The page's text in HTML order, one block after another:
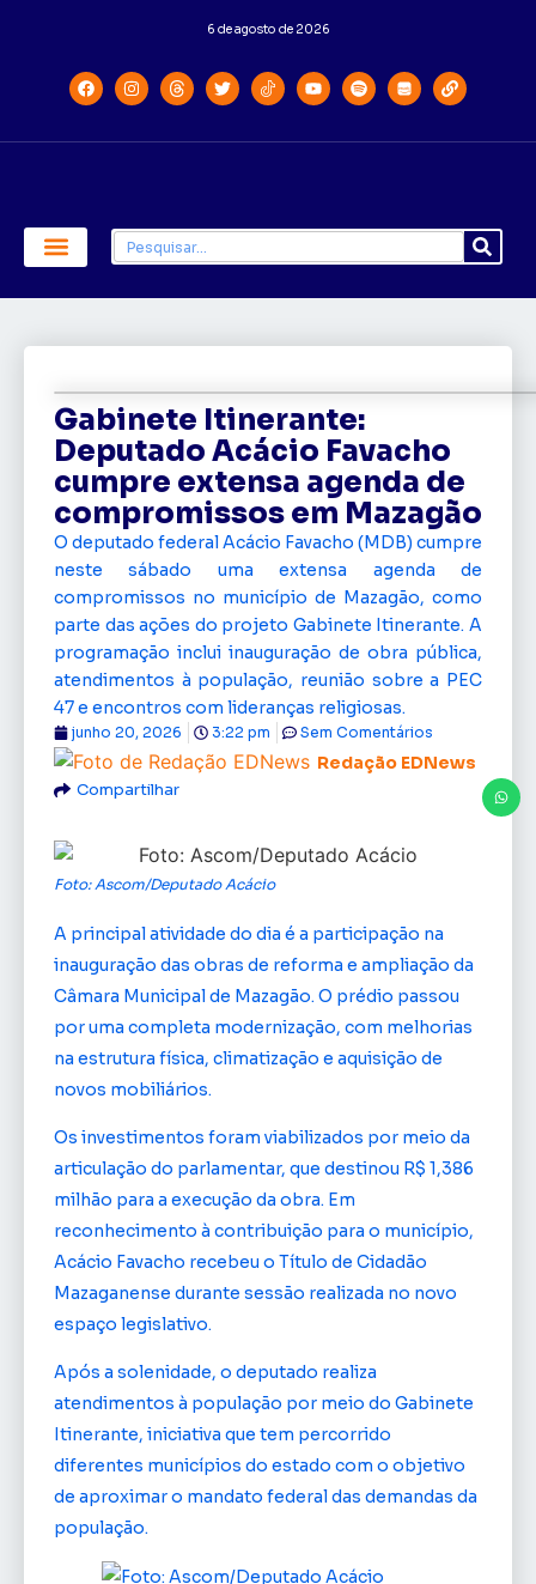
6 de agosto de 2026
Gabinete Itinerante:
Deputado Acácio Favacho
cumpre extensa agenda de
compromissos em Mazagão
O deputado federal Acácio Favacho (MDB) cumpre
neste sábado uma extensa agenda de
compromissos no município de Mazagão, como
parte das ações do projeto Gabinete Itinerante. A
programação inclui inauguração de obra pública,
atendimentos à população, reunião sobre a PEC
47 e encontros com lideranças religiosas.
Redação EDNews
junho 20, 2026 3:22 pm Sem Comentários
Compartilhar
Foto: Ascom/Deputado Acácio
A principal atividade do dia é a participação na
inauguração das obras de reforma e ampliação da
Câmara Municipal de Mazagão. O prédio passou
por uma completa modernização, com melhorias
na estrutura física, climatização e aquisição de
novos mobiliários.
Os investimentos foram viabilizados por meio da
articulação do parlamentar, que destinou R$ 1,386
milhão para a execução da obra. Em
reconhecimento à contribuição para o município,
Acácio Favacho recebeu o Título de Cidadão
Mazaganense durante sessão realizada no novo
espaço legislativo.
Após a solenidade, o deputado realiza
atendimentos à população por meio do Gabinete
Itinerante, iniciativa que tem percorrido
diferentes municípios do estado com o objetivo
de aproximar o mandato federal das demandas da
população.